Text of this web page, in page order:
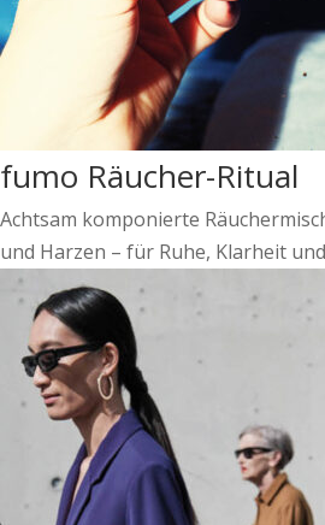
fumo Räucher-Ritual
Achtsam komponierte
und Harzen – für Ruhe, Klarheit